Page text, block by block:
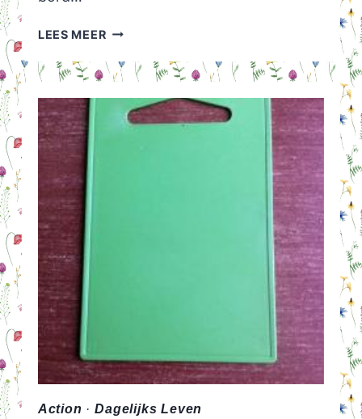
LEES MEERHALLOWEEN
Action ·Dagelijks Leven